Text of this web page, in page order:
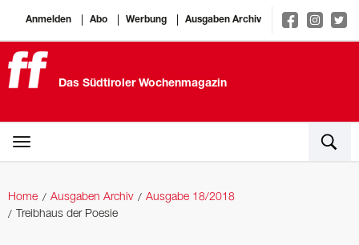
Anmelden Abo Werbung Ausgaben Archiv
Das Südtiroler Wochenmagazin
Home Ausgaben Archiv
Ausgabe 18/2018
Treibhaus der Poesie